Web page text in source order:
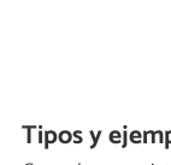
Tipos y